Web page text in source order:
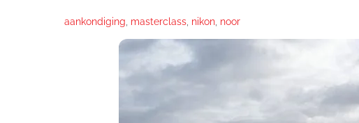
aankondiging masterclass nikon noor